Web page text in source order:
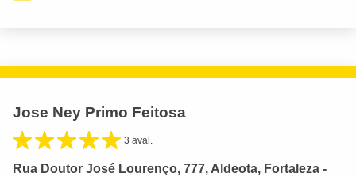
Jose Ney Primo Feitosa
3 aval.
Rua Doutor José Lourenço, 777, Aldeota, Fortaleza -